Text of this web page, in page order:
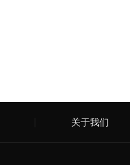
关于我们